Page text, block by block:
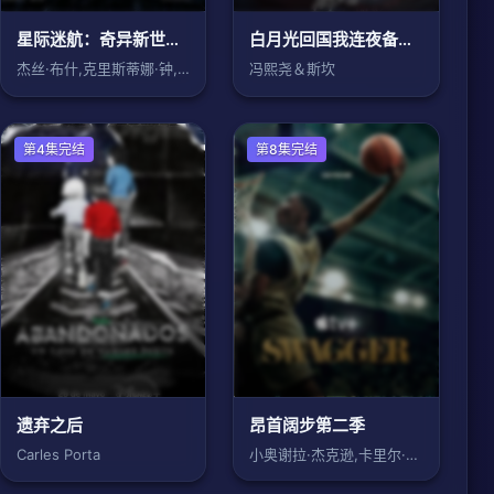
星际迷航：奇异新世界第四季
杰丝·布什,克里斯蒂娜·钟,西莉亚·罗丝
白月光回国我连夜备好离婚协议
冯熙尧＆斯坎
欧美剧
第4集完结
遗弃之后
Carles Porta
欧美剧
第8集完结
昂首阔步第二季
小奥谢拉·杰克逊,卡里尔·哈里斯,Shi